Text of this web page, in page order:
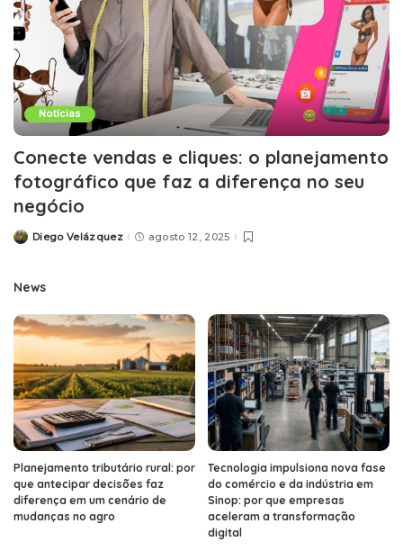
Notícias
Conecte vendas e cliques: o planejamento
fotográfico que faz a diferença no seu
negócio
PostedDiego Velázquez agosto 12, 2025
News
Planejamento tributário rural: por
que antecipar decisões faz
diferença em um cenário de
mudanças no agro
Tecnologia impulsiona nova fase
do comércio e da indústria em
Sinop: por que empresas
aceleram a transformação
digital